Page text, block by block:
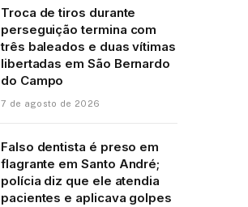
Troca de tiros durante
perseguição termina com
três baleados e duas vítimas
libertadas em São Bernardo
do Campo
7 de agosto de 2026
Falso dentista é preso em
flagrante em Santo André;
polícia diz que ele atendia
pacientes e aplicava golpes